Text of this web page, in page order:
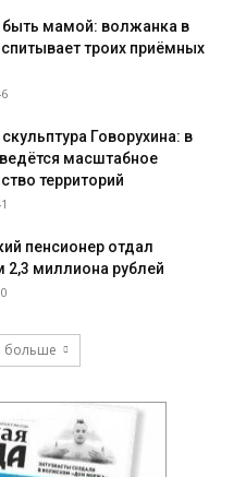
быть мамой: волжанка в
троих приёмных
Говорухина: в
масштабное
территорий
пенсионер отдал
миллиона рублей
больше